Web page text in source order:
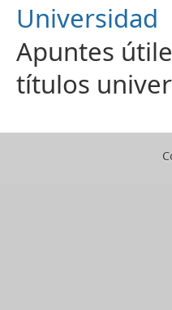
Universidad
Apuntes
títulos